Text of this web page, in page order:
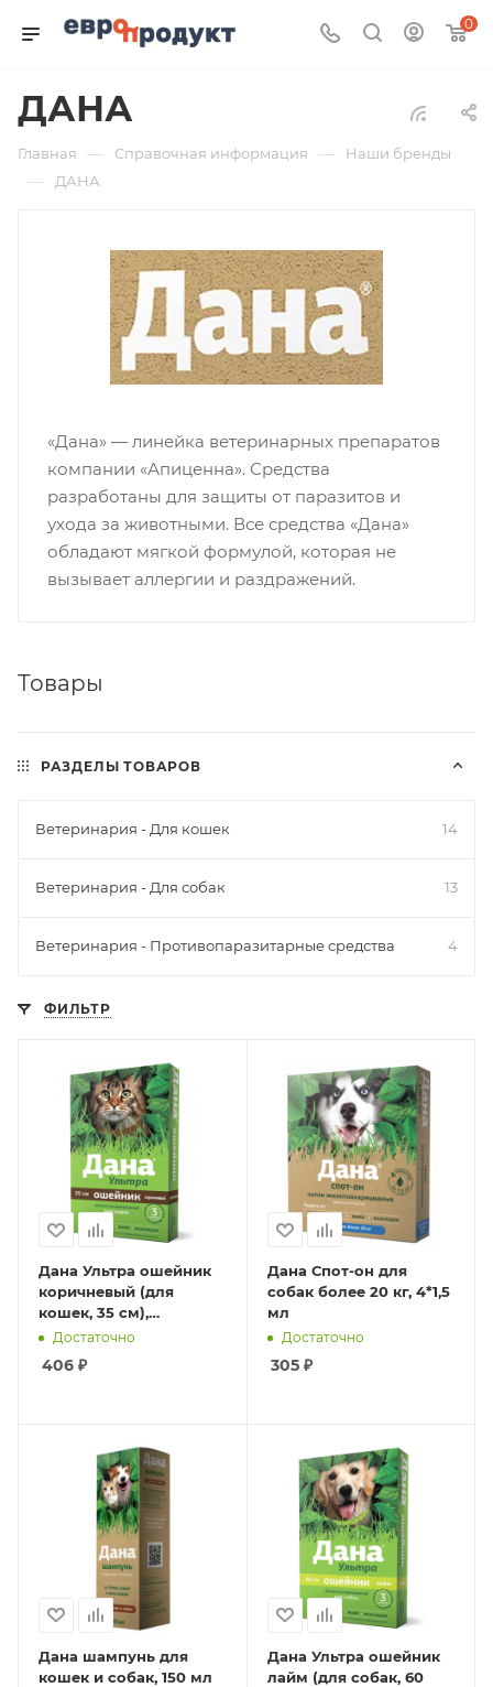
0
ДАНА
Главная — Справочная информация — Наши бренды
— ДАНА
«Дана» — линейка ветеринарных препаратов
компании «Апиценна». Средства
разработаны для защиты от паразитов и
ухода за животными. Все средства «Дана»
обладают мягкой формулой, которая не
вызывает аллергии и раздражений.
Товары
РАЗДЕЛЫ ТОВАРОВ
Ветеринария - Для кошек 14
Ветеринария - Для собак 13
Ветеринария - Противопаразитарные средства 4
ФИЛЬТР
Дана Ультра ошейник
коричневый (для
кошек, 35 см),
инсектоакарицидный
Достаточно
406 ₽
Дана Спот-он для
собак более 20 кг, 4*1,5
мл
Достаточно
305₽
Дана шампунь для
кошек и собак, 150 мл
Дана Ультра ошейник
лайм (для собак, 60